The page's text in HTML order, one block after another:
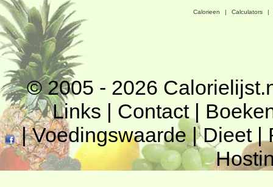
Calorieen | Calculators |
© 2005 - 2026
Links | Contact|
|Voedingswaarde|Dieet|